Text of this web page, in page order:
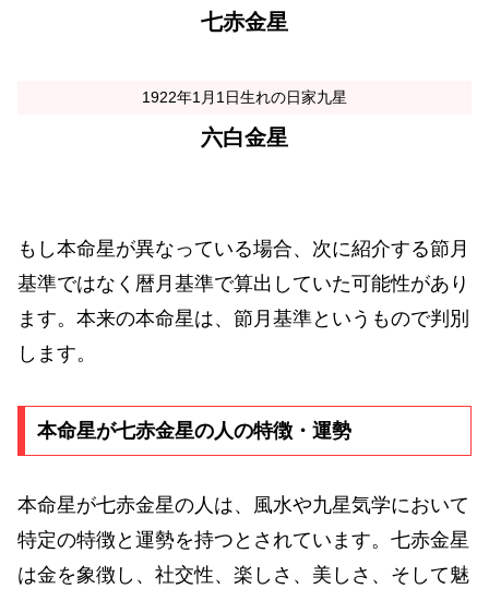
七赤金星
1922年1月1日生れの日家九星
六白金星
もし本命星が異なっている場合、次に紹介する節月
基準ではなく暦月基準で算出していた可能性があり
ます。本来の本命星は、節月基準というもので判別
します。
本命星が七赤金星の人の特徴・運勢
本命星が七赤金星の人は、風水や九星気学において
特定の特徴と運勢を持つとされています。七赤金星
は金を象徴し、社交性、楽しさ、美しさ、そして魅